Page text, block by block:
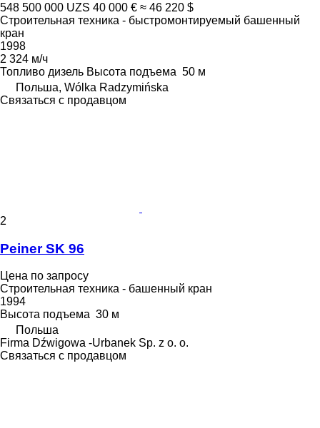
548 500 000 UZS 40 000 € ≈ 46 220 $
Строительная техника - быстромонтируемый башенный
кран
1998
2 324 м/ч
Топливо дизель Высота подъема 50 м
Польша, Wólka Radzymińska
Связаться с продавцом
2
Peiner SK 96
Цена по запросу
Строительная техника - башенный кран
1994
Высота подъема 30 м
Польша
Firma Dźwigowa -Urbanek Sp. z o. o.
Связаться с продавцом